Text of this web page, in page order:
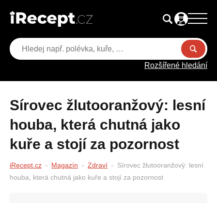
Rozšířené hledání
Sírovec žlutooranžový: lesní
houba, která chutná jako
kuře a stojí za pozornost
iRecept.cz Magazín Zdraví
Sírovec žlutooranžový: lesní
houba, která chutná jako kuře a stojí za pozornost